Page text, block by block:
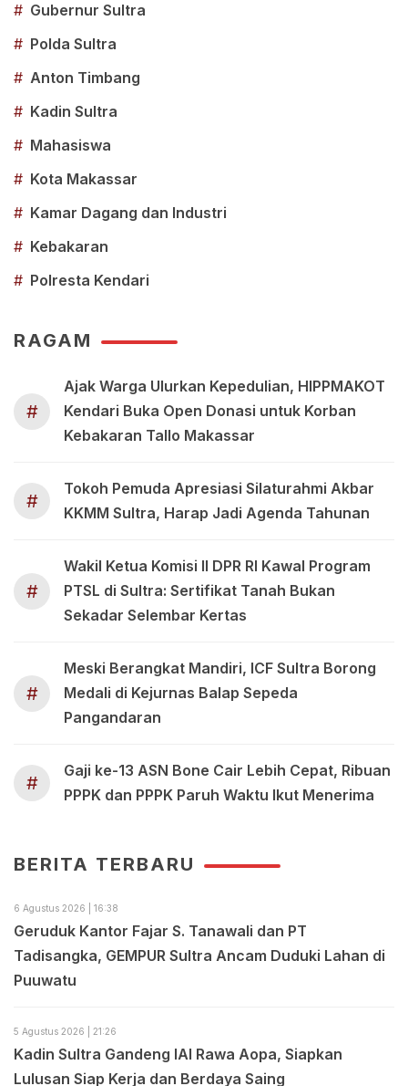
# Gubernur Sultra
# Polda Sultra
# Anton Timbang
# Kadin Sultra
# Mahasiswa
# Kota Makassar
# Kamar Dagang dan Industri
# Kebakaran
# Polresta Kendari
RAGAM
#
Ajak Warga Ulurkan Kepedulian, HIPPMAKOT
Kendari Buka Open Donasi untuk Korban
Kebakaran Tallo Makassar
#
Tokoh Pemuda Apresiasi Silaturahmi Akbar
KKMM Sultra, Harap Jadi Agenda Tahunan
#
Wakil Ketua Komisi II DPR RI Kawal Program
PTSL di Sultra: Sertifikat Tanah Bukan
Sekadar Selembar Kertas
#
Meski Berangkat Mandiri, ICF Sultra Borong
Medali di Kejurnas Balap Sepeda
Pangandaran
#
Gaji ke-13 ASN Bone Cair Lebih Cepat, Ribuan
PPPK dan PPPK Paruh Waktu Ikut Menerima
BERITA TERBARU
6 Agustus 2026 | 16:38
Geruduk Kantor Fajar S. Tanawali dan PT
Tadisangka, GEMPUR Sultra Ancam Duduki Lahan di
Puuwatu
5 Agustus 2026 | 21:26
Kadin Sultra Gandeng IAI Rawa Aopa, Siapkan
Lulusan Siap Kerja dan Berdaya Saing